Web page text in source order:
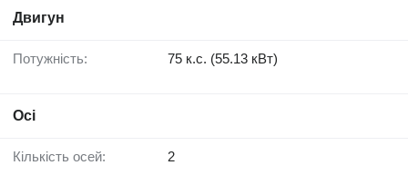
Двигун
Потужність: 75 к.с. (55.13 кВт)
Осі
Кількість осей: 2